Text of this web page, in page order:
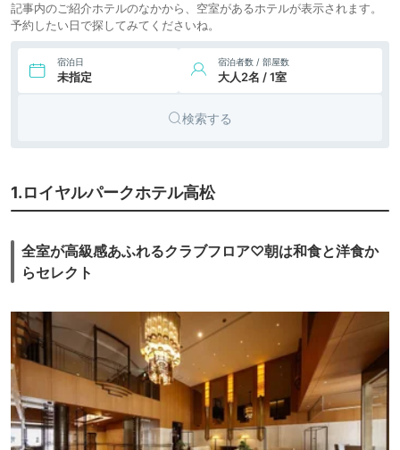
記事内のご紹介ホテルのなかから、空室があるホテルが表示されます。
予約したい日で探してみてくださいね。
宿泊日
未指定
宿泊者数 / 部屋数
大人2名 / 1室
検索する
1.ロイヤルパークホテル高松
全室が高級感あふれるクラブフロア♡朝は和食と洋食か
らセレクト